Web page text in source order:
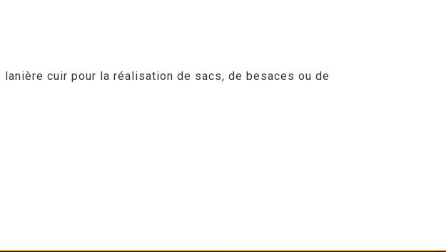
lanière cuir pour la réalisation de sacs, de besaces ou de